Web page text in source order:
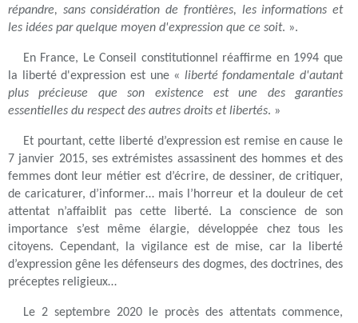
répandre, sans considération de frontières, les informations et
les idées par quelque moyen d'expression que ce soit. ».
En France, Le Conseil constitutionnel réaffirme en 1994 que
la liberté d'expression est une « liberté fondamentale d'autant
plus précieuse que son existence est une des garanties
essentielles du respect des autres droits et libertés. »
Et pourtant, cette liberté d’expression est remise en cause le
7 janvier 2015, ses extrémistes assassinent des hommes et des
femmes dont leur métier est d’écrire, de dessiner, de critiquer,
de caricaturer, d’informer… mais l’horreur et la douleur de cet
attentat n’affaiblit pas cette liberté. La conscience de son
importance s’est même élargie, développée chez tous les
citoyens. Cependant, la vigilance est de mise, car la liberté
d’expression gêne les défenseurs des dogmes, des doctrines, des
préceptes religieux…
Le 2 septembre 2020 le procès des attentats commence,